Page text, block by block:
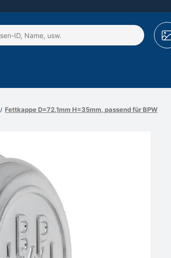
Fettkappe D=72,1mm H=35mm, passend für BPW